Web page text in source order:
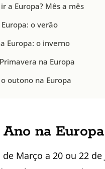
a Europa? Mês a mês
o verão
Europa: o inverno
na Europa
outono na Europa
na Europa
Março a 20 ou 22 de